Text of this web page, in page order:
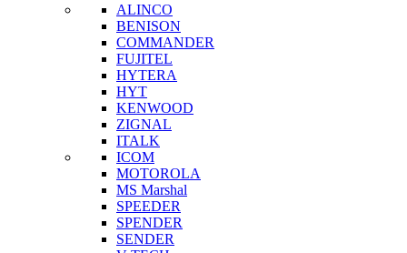
ALINCO
BENISON
COMMANDER
FUJITEL
HYTERA
HYT
KENWOOD
ZIGNAL
ITALK
ICOM
MOTOROLA
MS Marshal
SPEEDER
SPENDER
SENDER